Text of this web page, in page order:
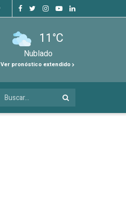
11°C
Nublado
Ver pronóstico extendido